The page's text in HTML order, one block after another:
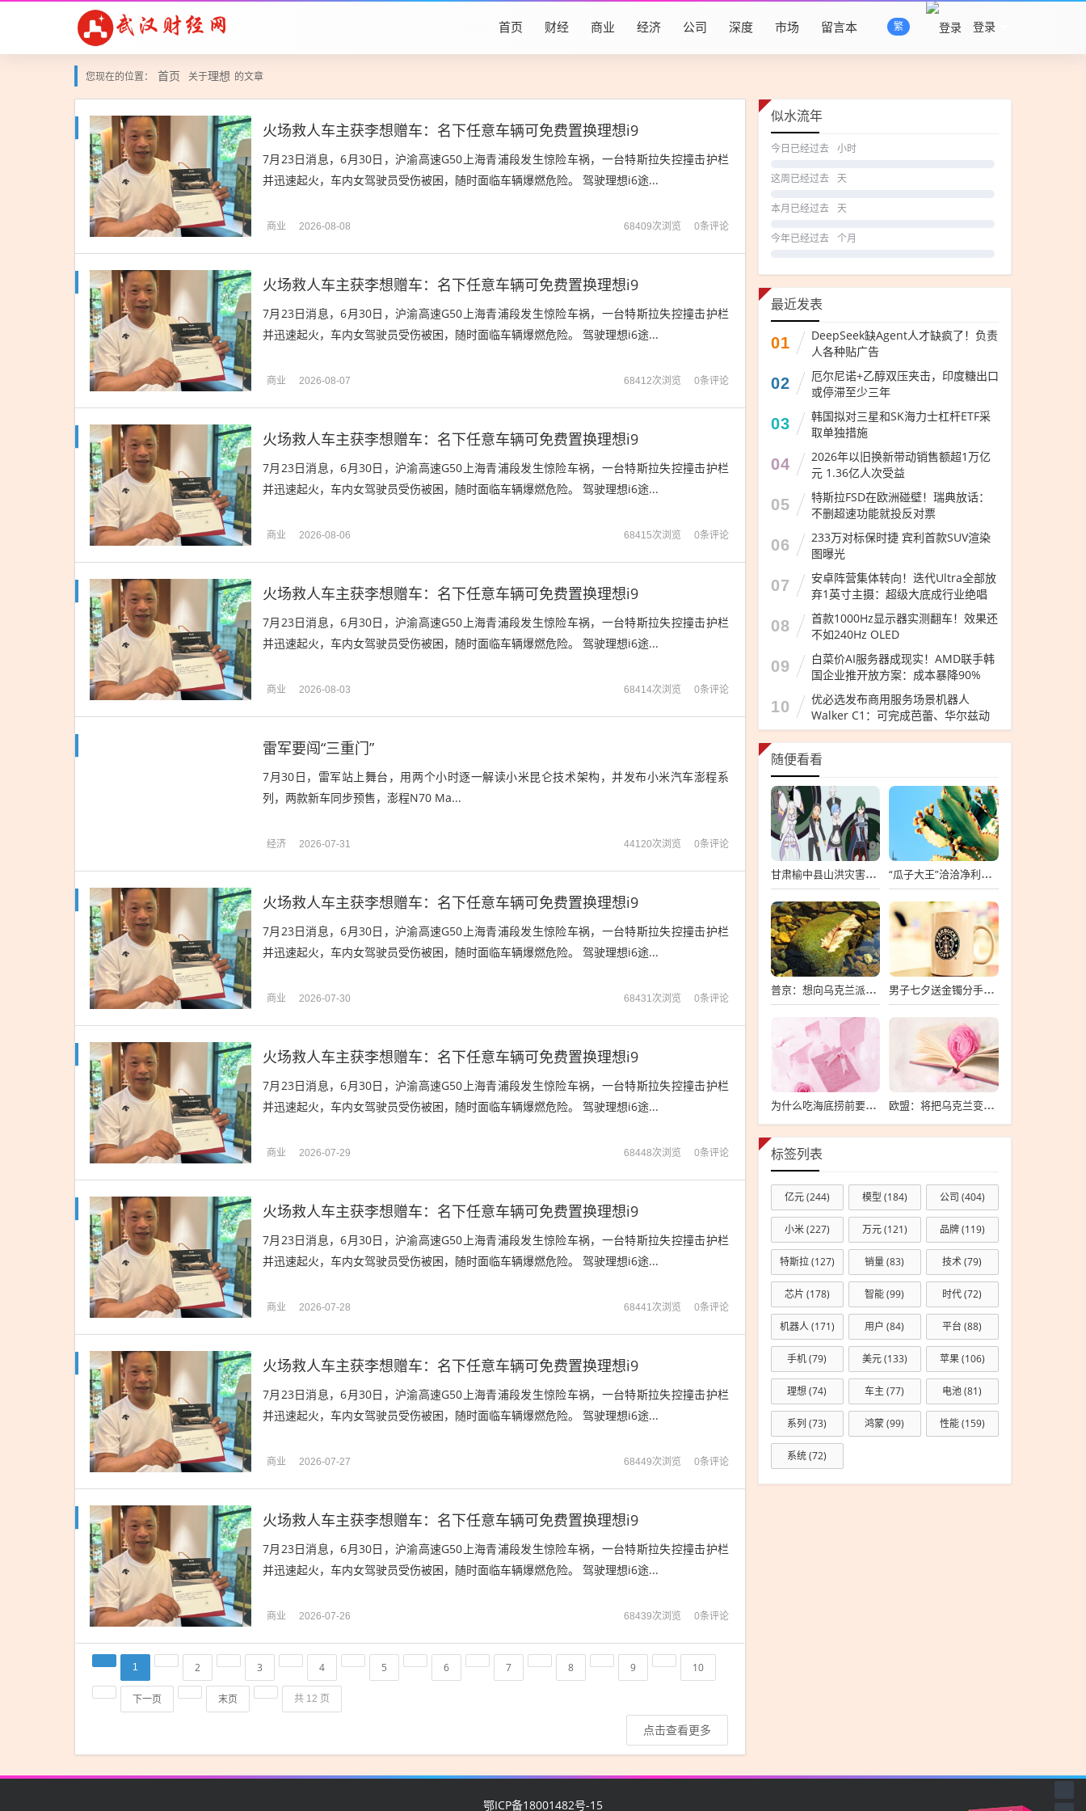
登录
繁
首页 财经 商业 经济 公司 深度 市场 留言本
您现在的位置： 首页 关于理想 的文章
火场救人车主获李想赠车：名下任意车辆可免费置换理想i9
7月23日消息，6月30日，沪渝高速G50上海青浦段发生惊险车祸，一台特斯拉失控撞击护栏
并迅速起火，车内女驾驶员受伤被困，随时面临车辆爆燃危险。 驾驶理想i6途...
商业 2026-08-08 68409次浏览 0条评论
火场救人车主获李想赠车：名下任意车辆可免费置换理想i9
7月23日消息，6月30日，沪渝高速G50上海青浦段发生惊险车祸，一台特斯拉失控撞击护栏
并迅速起火，车内女驾驶员受伤被困，随时面临车辆爆燃危险。 驾驶理想i6途...
商业 2026-08-07 68412次浏览 0条评论
火场救人车主获李想赠车：名下任意车辆可免费置换理想i9
7月23日消息，6月30日，沪渝高速G50上海青浦段发生惊险车祸，一台特斯拉失控撞击护栏
并迅速起火，车内女驾驶员受伤被困，随时面临车辆爆燃危险。 驾驶理想i6途...
商业 2026-08-06 68415次浏览 0条评论
火场救人车主获李想赠车：名下任意车辆可免费置换理想i9
7月23日消息，6月30日，沪渝高速G50上海青浦段发生惊险车祸，一台特斯拉失控撞击护栏
并迅速起火，车内女驾驶员受伤被困，随时面临车辆爆燃危险。 驾驶理想i6途...
商业 2026-08-03 68414次浏览 0条评论
雷军要闯“三重门”
7月30日，雷军站上舞台，用两个小时逐一解读小米昆仑技术架构，并发布小米汽车澎程系
列，两款新车同步预售，澎程N70 Ma...
经济 2026-07-31 44120次浏览 0条评论
火场救人车主获李想赠车：名下任意车辆可免费置换理想i9
7月23日消息，6月30日，沪渝高速G50上海青浦段发生惊险车祸，一台特斯拉失控撞击护栏
并迅速起火，车内女驾驶员受伤被困，随时面临车辆爆燃危险。 驾驶理想i6途...
商业 2026-07-30 68431次浏览 0条评论
火场救人车主获李想赠车：名下任意车辆可免费置换理想i9
7月23日消息，6月30日，沪渝高速G50上海青浦段发生惊险车祸，一台特斯拉失控撞击护栏
并迅速起火，车内女驾驶员受伤被困，随时面临车辆爆燃危险。 驾驶理想i6途...
商业 2026-07-29 68448次浏览 0条评论
火场救人车主获李想赠车：名下任意车辆可免费置换理想i9
7月23日消息，6月30日，沪渝高速G50上海青浦段发生惊险车祸，一台特斯拉失控撞击护栏
并迅速起火，车内女驾驶员受伤被困，随时面临车辆爆燃危险。 驾驶理想i6途...
商业 2026-07-28 68441次浏览 0条评论
火场救人车主获李想赠车：名下任意车辆可免费置换理想i9
7月23日消息，6月30日，沪渝高速G50上海青浦段发生惊险车祸，一台特斯拉失控撞击护栏
并迅速起火，车内女驾驶员受伤被困，随时面临车辆爆燃危险。 驾驶理想i6途...
商业 2026-07-27 68449次浏览 0条评论
火场救人车主获李想赠车：名下任意车辆可免费置换理想i9
7月23日消息，6月30日，沪渝高速G50上海青浦段发生惊险车祸，一台特斯拉失控撞击护栏
并迅速起火，车内女驾驶员受伤被困，随时面临车辆爆燃危险。 驾驶理想i6途...
商业 2026-07-26 68439次浏览 0条评论
1 2 3 4 5 6 7 8 9 10
下一页 末页 共 12 页
点击查看更多
似水流年
今日已经过去 小时
这周已经过去 天
本月已经过去 天
今年已经过去 个月
最近发表
01
DeepSeek缺Agent人才缺疯了！负责
人各种贴广告
02
厄尔尼诺+乙醇双压夹击，印度糖出口
或停滞至少三年
03
韩国拟对三星和SK海力士杠杆ETF采
取单独措施
04
2026年以旧换新带动销售额超1万亿
元 1.36亿人次受益
05
特斯拉FSD在欧洲碰壁！瑞典放话：
不删超速功能就投反对票
06
233万对标保时捷 宾利首款SUV渲染
图曝光
07
安卓阵营集体转向！迭代Ultra全部放
弃1英寸主摄：超级大底成行业绝唱
08
首款1000Hz显示器实测翻车！效果还
不如240Hz OLED
09
白菜价AI服务器成现实！AMD联手韩
国企业推开放方案：成本暴降90%
10
优必选发布商用服务场景机器人
Walker C1：可完成芭蕾、华尔兹动
作
随便看看
甘肃榆中县山洪灾害已致10死33失联 “瓜子大王”洽洽净利暴跌7成
普京：想向乌克兰派兵？敢来就打，普京，敢派兵到乌克兰，将面临严厉反击 男子七夕送金镯分手后要女友还钱
为什么吃海底捞前要先上个坡 欧盟：将把乌克兰变成“钢铁豪猪”
标签列表
亿元(244) 模型 (184) 公司 (404)
小米(227) 万元(121) 品牌(119)
特斯拉(127) 销量(83) 技术(79)
芯片 (178) 智能(99) 时代(72)
机器人(171) 用户 (84) 平台 (88)
手机(79) 美元(133) 苹果(106)
理想(74) 车主 (77) 电池(81)
系列 (73) 鸿蒙(99) 性能(159)
系统(72)
鄂ICP备18001482号-15